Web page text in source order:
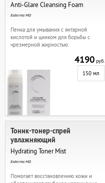
Anti-Glare Cleansing Foam
Esderma MD
Пенка для умывания с янтарной
кислотой и цинком для борьбы с
чрезмерной жирностью.
4190руб.
150 мл
Тоник-тонер-спрей
увлажняющий
Hydrating Toner Mist
Esderma MD
Помогает восстановлению кожи и